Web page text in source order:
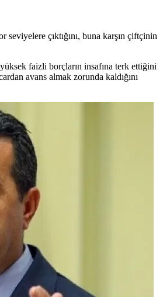
çıktığını, buna karşın çiftçinin
faizli borçların insafına terk ettiğini
avans almak zorunda kaldığını